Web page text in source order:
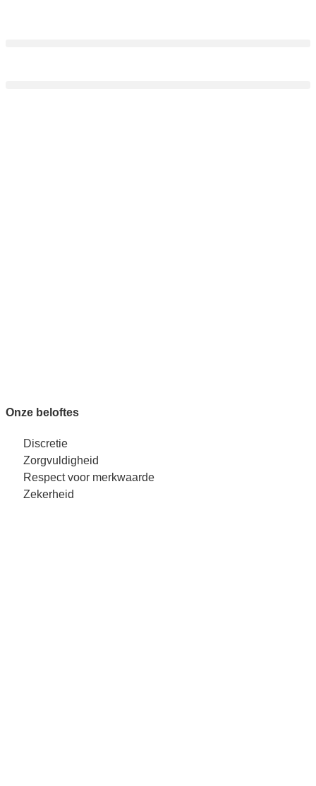
Onze beloftes
Discretie
Zorgvuldigheid
Respect voor merkwaarde
Zekerheid